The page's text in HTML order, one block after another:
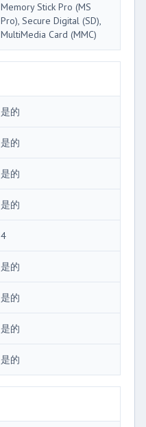
Memory Stick Pro (MS
Pro), Secure Digital (SD),
MultiMedia Card (MMC)
是的
是的
是的
是的
4
是的
是的
是的
是的